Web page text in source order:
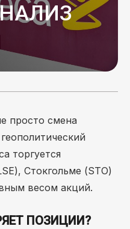
просто смена
торгуется
Стокгольме (STO)
весом акций.
ПОЗИЦИИ?